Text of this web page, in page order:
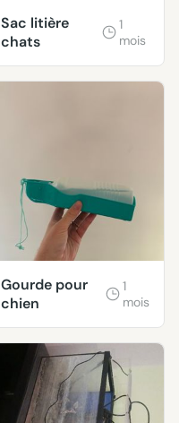
Sac litière
chats
1
mois
Gourde pour
chien
1
mois